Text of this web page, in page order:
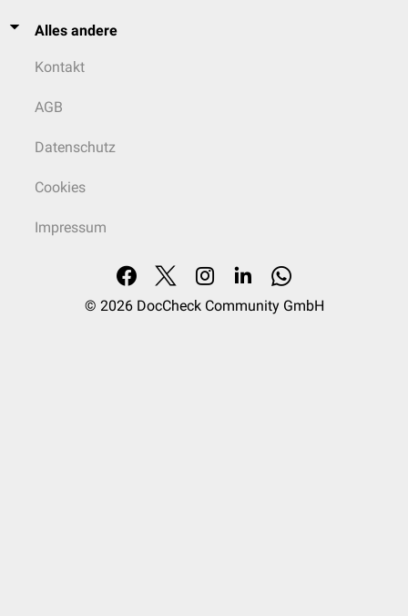
Alles andere
Kontakt
AGB
Datenschutz
Cookies
Impressum
© 2026 DocCheck Community GmbH